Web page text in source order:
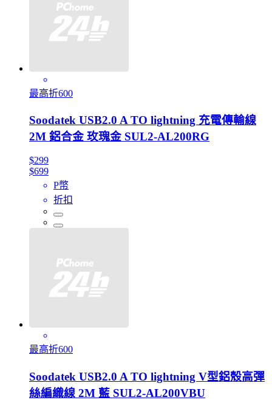
最高折600
Soodatek USB2.0 A TO lightning 充電傳輸線
2M 鋁合金 玫瑰金 SUL2-AL200RG
$299
$699
P幣
折扣
最高折600
Soodatek USB2.0 A TO lightning V型鋁殼高彈
絲編織線 2M 藍 SUL2-AL200VBU